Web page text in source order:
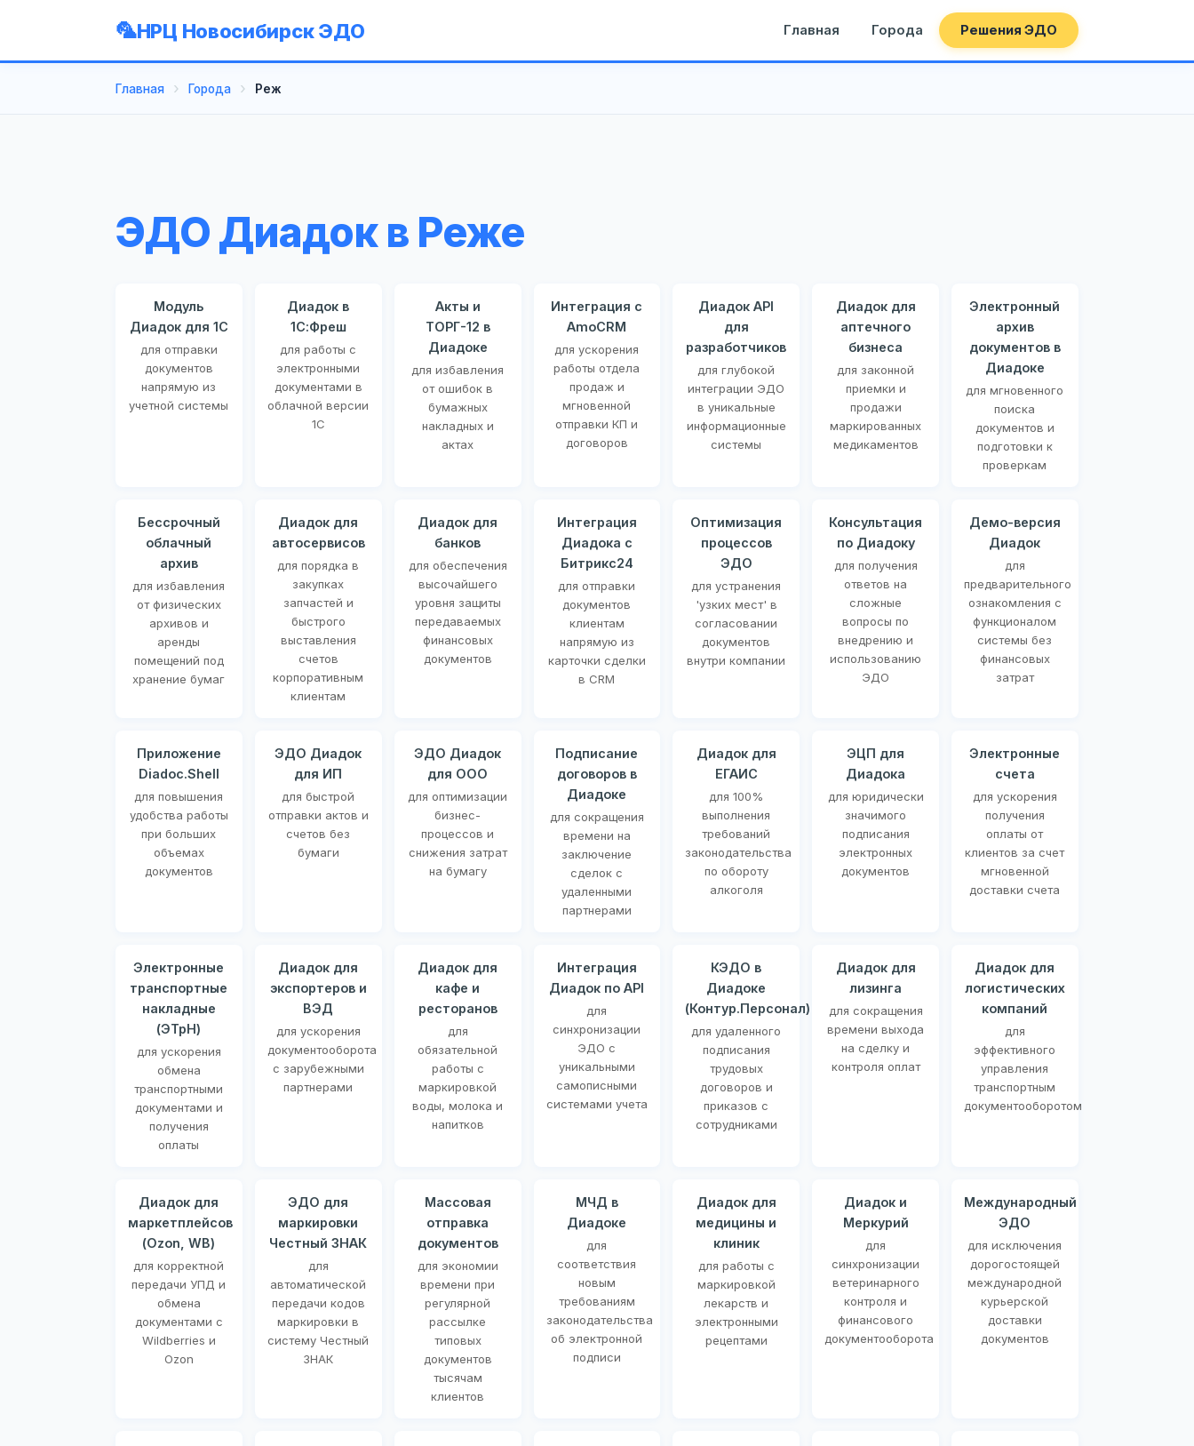
НРЦ Новосибирск ЭДО Главная Города Решения ЭДО
Главная Города Реж
ЭДО Диадок в Реже
Модуль
Диадок для 1С
для отправки
документов
напрямую из
учетной системы
Диадок в
1С:Фреш
для работы с
электронными
документами в
облачной версии
1С
Акты и
ТОРГ-12 в
Диадоке
для избавления
от ошибок в
бумажных
накладных и
актах
Интеграция с
AmoCRM
для ускорения
работы отдела
продаж и
мгновенной
отправки КП и
договоров
Диадок API
для
разработчиков
для глубокой
интеграции ЭДО
в уникальные
информационные
системы
Диадок для
аптечного
бизнеса
для законной
приемки и
продажи
маркированных
медикаментов
Электронный
архив
документов в
Диадоке
для мгновенного
поиска
документов и
подготовки к
проверкам
Бессрочный
облачный
архив
для избавления
от физических
архивов и
аренды
помещений под
хранение бумаг
Диадок для
автосервисов
для порядка в
закупках
запчастей и
быстрого
выставления
счетов
корпоративным
клиентам
Диадок для
банков
для обеспечения
высочайшего
уровня защиты
передаваемых
финансовых
документов
Интеграция
Диадока с
Битрикс24
для отправки
документов
клиентам
напрямую из
карточки сделки
в CRM
Оптимизация
процессов
ЭДО
для устранения
'узких мест' в
согласовании
документов
внутри компании
Консультация
по Диадоку
для получения
ответов на
сложные
вопросы по
внедрению и
использованию
ЭДО
Демо-версия
Диадок
для
предварительного
ознакомления с
функционалом
системы без
финансовых
затрат
Приложение
Diadoc.Shell
для повышения
удобства работы
при больших
объемах
документов
ЭДО Диадок
для ИП
для быстрой
отправки актов и
счетов без
бумаги
ЭДО Диадок
для ООО
для оптимизации
бизнес-
процессов и
снижения затрат
на бумагу
Подписание
договоров в
Диадоке
для сокращения
времени на
заключение
сделок с
удаленными
партнерами
Диадок для
ЕГАИС
для 100%
выполнения
требований
законодательства
по обороту
алкоголя
ЭЦП для
Диадока
для юридически
значимого
подписания
электронных
документов
Электронные
счета
для ускорения
получения
оплаты от
клиентов за счет
мгновенной
доставки счета
Электронные
транспортные
накладные
(ЭТрН)
для ускорения
обмена
транспортными
документами и
получения
оплаты
Диадок для
экспортеров и
ВЭД
для ускорения
документооборота
с зарубежными
партнерами
Диадок для
кафе и
ресторанов
для
обязательной
работы с
маркировкой
воды, молока и
напитков
Интеграция
Диадок по API
для
синхронизации
ЭДО с
уникальными
самописными
системами учета
КЭДО в
Диадоке
(Контур.Персонал)
для удаленного
подписания
трудовых
договоров и
приказов с
сотрудниками
Диадок для
лизинга
для сокращения
времени выхода
на сделку и
контроля оплат
Диадок для
логистических
компаний
для
эффективного
управления
транспортным
документооборотом
Диадок для
маркетплейсов
(Ozon, WB)
для корректной
передачи УПД и
обмена
документами с
Wildberries и
Ozon
ЭДО для
маркировки
Честный ЗНАК
для
автоматической
передачи кодов
маркировки в
систему Честный
ЗНАК
Массовая
отправка
документов
для экономии
времени при
регулярной
рассылке
типовых
документов
тысячам
клиентов
МЧД в
Диадоке
для
соответствия
новым
требованиям
законодательства
об электронной
подписи
Диадок для
медицины и
клиник
для работы с
маркировкой
лекарств и
электронными
рецептами
Диадок и
Меркурий
для
синхронизации
ветеринарного
контроля и
финансового
документооборота
Международный
ЭДО
для исключения
дорогостоящей
международной
курьерской
доставки
документов